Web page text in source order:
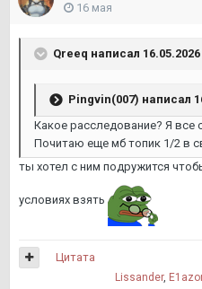
16 мая
Qreeq написал 16.05.2026
Pingvin(007) написал
Какое расследование? Я все
Почитаю еще мб топик 1/2 в
ты хотел с ним подружится
условиях взять
Lissander, E1azor
Цитата